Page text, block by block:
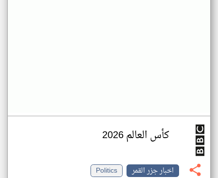
كأس العالم 2026
اخبار جزر القمر
Politics